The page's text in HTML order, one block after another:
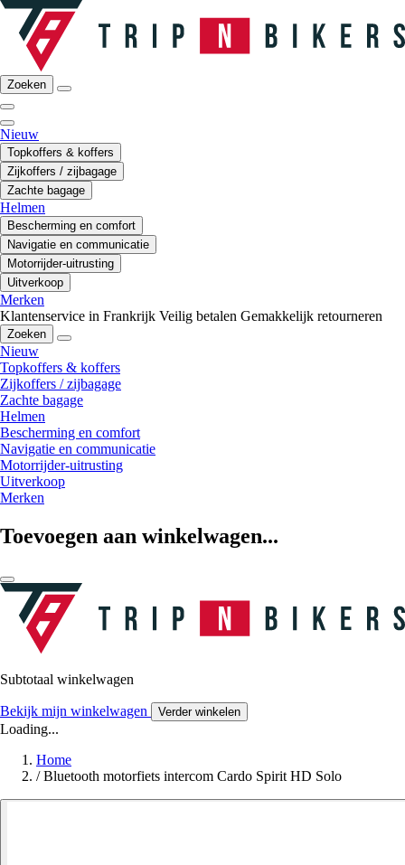
Zoeken
Nieuw
Topkoffers & koffers
Zijkoffers / zijbagage
Zachte bagage
Helmen
Bescherming en comfort
Navigatie en communicatie
Motorrijder-uitrusting
Uitverkoop
Merken
Klantenservice in Frankrijk Veilig betalen Gemakkelijk retourneren
Zoeken
Nieuw
Topkoffers & koffers
Zijkoffers / zijbagage
Zachte bagage
Helmen
Bescherming en comfort
Navigatie en communicatie
Motorrijder-uitrusting
Uitverkoop
Merken
Toevoegen aan winkelwagen...
Subtotaal winkelwagen
Bekijk mijn winkelwagen Verder winkelen
Loading...
Home
/ Bluetooth motorfiets intercom Cardo Spirit HD Solo